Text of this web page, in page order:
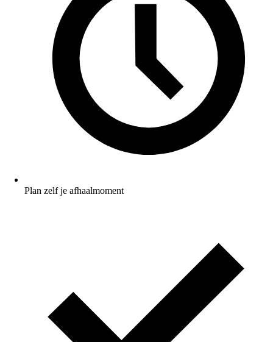
Plan zelf je afhaalmoment